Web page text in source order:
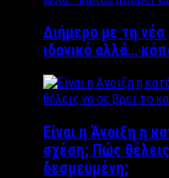
Διήμερο με τη
ιδανικό αλλά…
Είναι η Άνοιξη η
σχέση; Πώς
δεσμευμένη;